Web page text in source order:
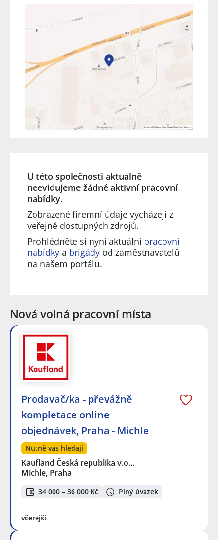
U této společnosti aktuálně
neevidujeme žádné aktivní pracovní
nabídky.
Zobrazené firemní údaje vycházejí z
veřejně dostupných zdrojů.
Prohlédněte si nyní aktuální pracovní
nabídky a brigády od zaměstnavatelů
na našem portálu.
Nová volná pracovní místa
Prodavač/ka - převážně
kompletace online
objednávek, Praha - Michle
Nutně vás hledají
Kaufland Česká republika v.o…
Michle, Praha
34 000 – 36 000 Kč Plný úvazek
včerejší